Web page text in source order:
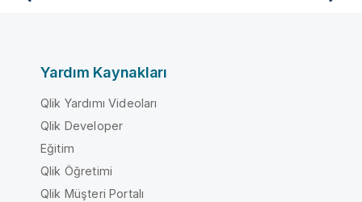
Yardım Kaynakları
Qlik Yardımı Videoları
Qlik Developer
Eğitim
Qlik Öğretimi
Qlik Müşteri Portalı